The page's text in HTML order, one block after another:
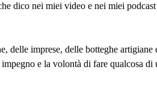
dico nei miei video e nei miei
delle imprese, delle botteghe
e la volontà di fare qualcosa di